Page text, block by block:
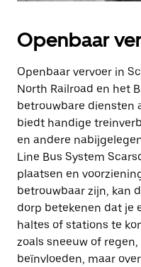
Openbaar
Openbaar vervoer in
North Railroad en het
betrouwbare diensten
biedt handige
en andere
Line Bus System
plaatsen en
betrouwbaar zijn, kan
dorp betekenen dat je
haltes of stations te
zoals sneeuw of
beïnvloeden, maar